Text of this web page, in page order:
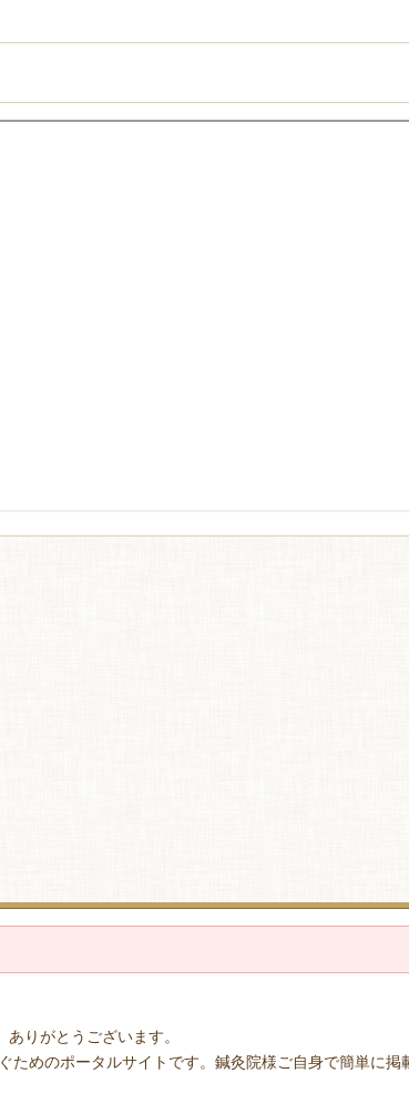
りがとうございます。
ためのポータルサイトです。鍼灸院様ご自身で簡単に